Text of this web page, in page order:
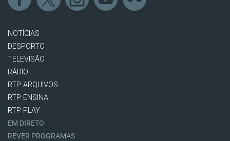
NOTÍCIAS
DESPORTO
TELEVISÃO
RÁDIO
RTP ARQUIVOS
RTP ENSINA
RTP PLAY
EM DIRETO
REVER PROGRAMAS